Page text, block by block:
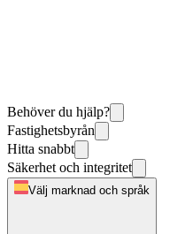
Behöver du hjälp?
Fastighetsbyrån
Hitta snabbt
Säkerhet och integritet
Välj marknad och språk